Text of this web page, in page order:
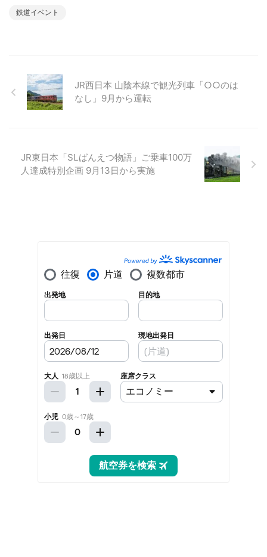
鉄道イベント
JR西日本 山陰本線で観光列車「○○のは
なし」9月から運転
JR東日本「SLばんえつ物語」ご乗車100万
人達成特別企画 9月13日から実施